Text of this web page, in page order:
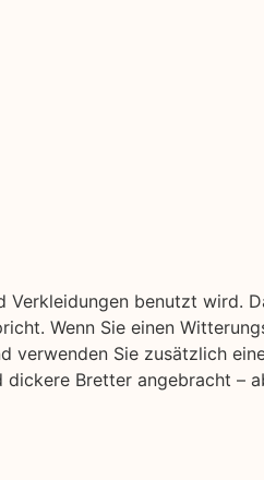
Verkleidungen benutzt wird.
Wenn Sie einen
verwenden Sie zusätzlich
Bretter angebracht –